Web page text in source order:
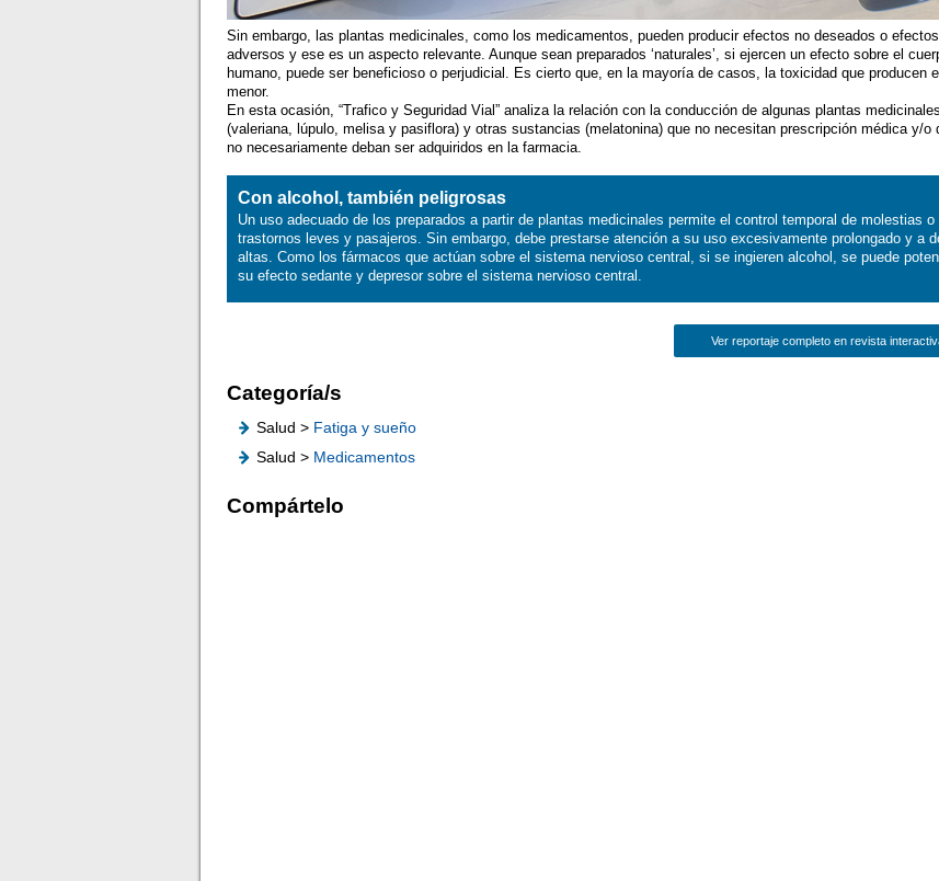
Sin embargo, las plantas medicinales, como los medicamentos, pueden producir efectos no deseados o efectos
adversos y ese es un aspecto relevante. Aunque sean preparados ‘naturales’, si ejercen un efecto sobre el
humano, puede ser beneficioso o perjudicial. Es cierto que, en la mayoría de casos, la toxicidad que producen
menor.
En esta ocasión, “Trafico y Seguridad Vial” analiza la relación con la conducción de algunas plantas medicinales
(valeriana, lúpulo, melisa y pasiflora) y otras sustancias (melatonina) que no necesitan prescripción médica y/o
no necesariamente deban ser adquiridos en la farmacia.
Con alcohol, también peligrosas
Un uso adecuado de los preparados a partir de plantas medicinales permite el control temporal de molestias o
trastornos leves y pasajeros. Sin embargo, debe prestarse atención a su uso excesivamente prolongado y a
altas. Como los fármacos que actúan sobre el sistema nervioso central, si se ingieren alcohol, se puede
su efecto sedante y depresor sobre el sistema nervioso central.
Ver reportaje completo en revista
Categoría/s
Salud > Fatiga y sueño
Salud > Medicamentos
Compártelo